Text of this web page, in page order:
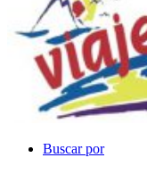
Buscar por